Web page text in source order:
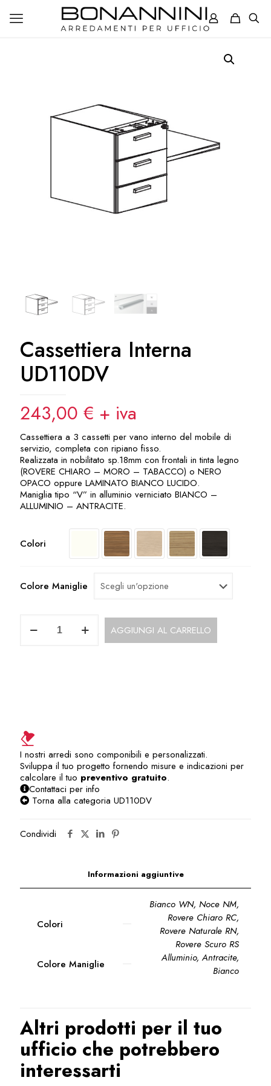
Cassettiera Interna
UD110DV
243,00 € + iva
Cassettiera a 3 cassetti per vano interno del mobile di
servizio, completa con ripiano fisso.
Realizzata in nobilitato sp.18mm con frontali in tinta legno
(ROVERE CHIARO – MORO – TABACCO) o NERO
OPACO oppure LAMINATO BIANCO LUCIDO.
Maniglia tipo “V” in alluminio verniciato BIANCO –
ALLUMINIO – ANTRACITE.
Colori
Colore Maniglie
Interna
AGGIUNGI AL CARRELLO
I nostri arredi sono componibili e personalizzati.
Sviluppa il tuo progetto fornendo misure e indicazioni per
calcolare il tuo preventivo gratuito.
Contattaci per info
Torna alla categoria UD110DV
Condividi
Informazioni aggiuntive
Colori
Bianco WN, Noce NM,
Rovere Chiaro RC,
Rovere Naturale RN,
Rovere Scuro RS
Colore Maniglie
Alluminio, Antracite,
Bianco
Altri prodotti per il tuo
ufficio che potrebbero
interessarti